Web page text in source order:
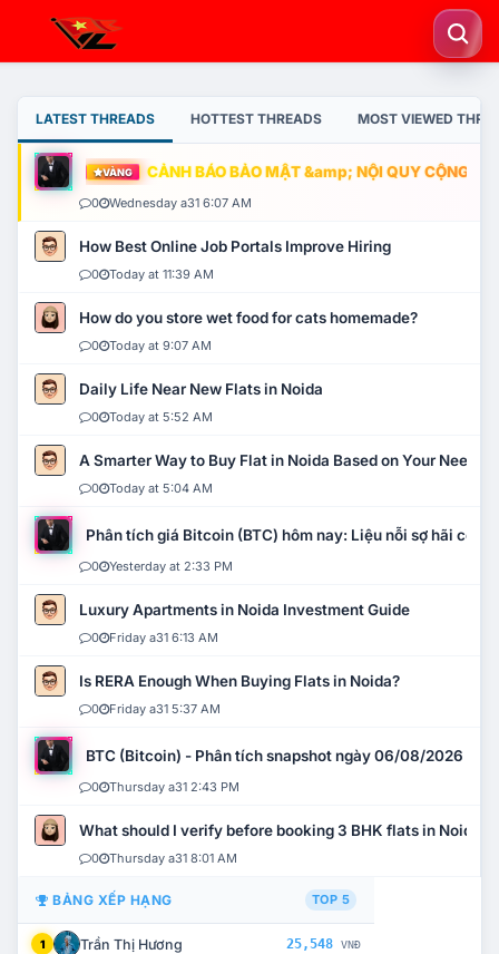
LATEST THREADS HOTTEST THREADS MOST VIEWED
VÀNG CẢNH BÁO BẢO MẬT &amp; NỘI QUY CỘNG
0 Wednesday a31 6:07 AM
How Best Online Job Portals Improve Hiring
0 Today at 11:39 AM
How do you store wet food for cats homemade?
0 Today at 9:07 AM
Daily Life Near New Flats in Noida
0 Today at 5:52 AM
A Smarter Way to Buy Flat in Noida Based on Your Needs
0 Today at 5:04 AM
Phân tích giá Bitcoin (BTC) hôm nay: Liệu nỗi sợ hãi có
0 Yesterday at 2:33 PM
Luxury Apartments in Noida Investment Guide
0 Friday a31 6:13 AM
Is RERA Enough When Buying Flats in Noida?
0 Friday a31 5:37 AM
BTC (Bitcoin) - Phân tích snapshot ngày 06/08/2026
0 Thursday a31 2:43 PM
What should I verify before booking 3 BHK flats in Noida?
0 Thursday a31 8:01 AM
BẢNG XẾP HẠNG TOP 5
1 Trần Thị Hương 25,548 VNĐ